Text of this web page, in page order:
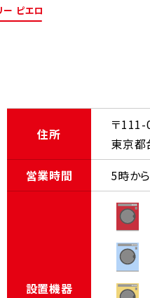
ー ピエロ
住所
〒
東京
営業時間
5時か
設置機器